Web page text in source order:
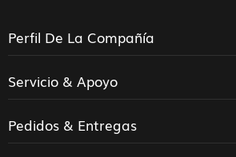
Perfil De La Compañía
Servicio & Apoyo
Pedidos & Entregas